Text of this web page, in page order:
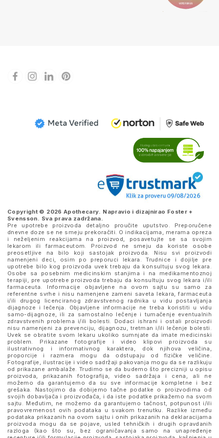
Copyright © 2026 Apothecary. Napravio i dizajnirao Foster +
Svensson. Sva prava zadržana.
Pre upotrebe proizvoda detaljno proučite uputstvo. Preporučene
dnevne doze se ne smeju prekoračiti. O indikacijama, merama opreza
i neželjenim reakcijama na proizvod, posavetujte se sa svojim
lekarom ili farmaceutom. Proizvod ne smeju da koriste osobe
preosetljive na bilo koji sastojak proizvoda. Nisu svi proizvodi
namenjeni deci, osim po preporuci lekara. Trudnice i dojilje pre
upotrebe bilo kog proizvoda uvek trebaju da konsultuju svog lekara.
Osobe sa posebnim medicinskim stanjima i na medikamentoznoj
terapiji, pre upotrebe proizvoda trebaju da konsultuju svog lekara i/ili
farmaceuta. Informacije objavljene na ovom sajtu su samo za
referentne svrhe i nisu namenjene zameni saveta lekara, farmaceuta
i/ili drugog licenciranog zdravstvenog radnika u vidu postavljanja
dijagnoze i lečenja. Objavljene informacije ne treba koristiti u vidu
samo-dijagnoze, ili za samostalno lečenje i tumačenje eventualnih
zdravstvenih problema i/ili bolesti. Dodaci ishrani i ostali proizvodi
nisu namenjeni za prevenciju, dijagnozu, tretman i/ili lečenje bolesti.
Uvek se obratite svom lekaru ukoliko sumnjate da imate medicinski
problem. Prikazane fotografije i video klipovi proizvoda su
ilustrativnog i informativnog karaktera, dok njihova veličina,
proporcije i razmera mogu da odstupaju od fizičke veličine.
Fotografije, ilustracije i video sadržaji pakovanja mogu da se razlikuju
od prikazane ambalaže. Trudimo se da budemo što precizniji u opisu
proizvoda, prikazanih fotografija, video sadržaja i cena, ali ne
možemo da garantujemo da su sve informacije kompletne i bez
grešaka. Nastojimo da dobijemo tačne podatke o proizvodima od
svojih dobavljača i proizvođača, i da iste podatke prikažemo na svom
sajtu. Međutim, ne možemo da garantujemo tačnost, potpunost i/ili
pravovremenost ovih podataka u svakom trenutku. Razlike između
podataka prikazanih na ovom sajtu i onih prikazanih na deklaracijama
proizvoda mogu da se pojave, usled tehničkih i drugih opravdanih
razloga (kao što su, bez ograničavanja samo na unapređenje